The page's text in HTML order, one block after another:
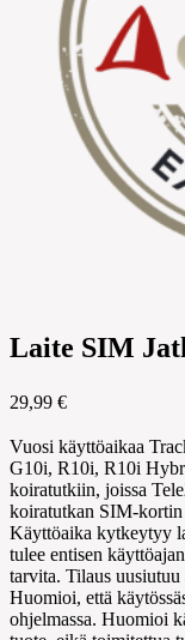
Laite SIM
29,99 €
Vuosi käyttöaikaa
G10i, R10i, R10i
koiratutkiin, joissa
koiratutkan SIM-kortin
Käyttöaika kytkeytyy
tulee entisen
tarvita. Tilaus uusiutuu
Huomioi, että
ohjelmassa. Huomioi